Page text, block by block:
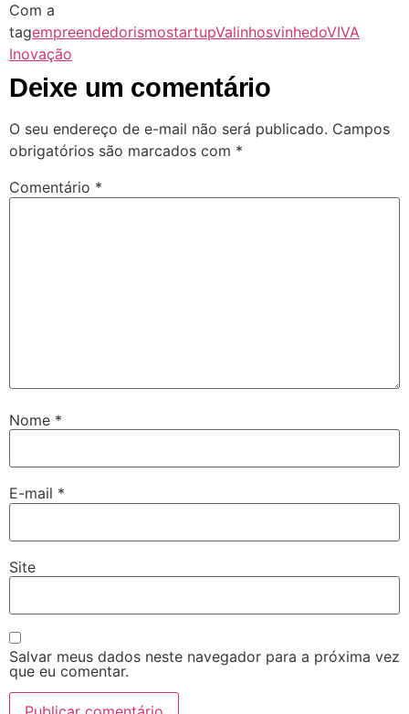
Com a
tagempreendedorismostartupValinhosvinhedoVIVA
Inovação
Deixe um comentário
O seu endereço de e-mail não será publicado. Campos
obrigatórios são marcados com *
Comentário *
Nome *
E-mail *
Site
Salvar meus dados neste navegador para a próxima vez
que eu comentar.